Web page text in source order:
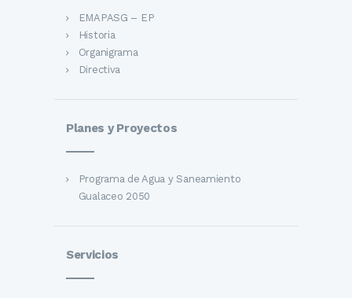
EMAPASG – EP
Historia
Organigrama
Directiva
Planes y Proyectos
Programa de Agua y Saneamiento
Gualaceo 2050
Servicios